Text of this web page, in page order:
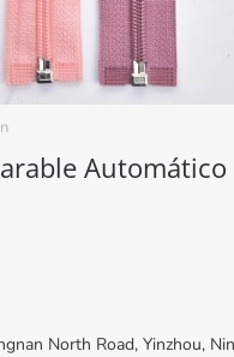
Automático
North Road, Yinzhou,